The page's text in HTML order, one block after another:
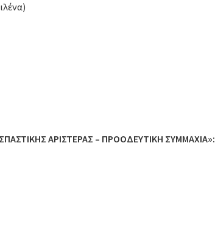
ΑΡΙΣΤΕΡΑΣ – ΠΡΟΟΔΕΥΤΙΚΗ ΣΥΜΜΑΧΙΑ»: